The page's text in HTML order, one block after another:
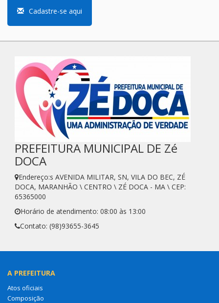
Cadastre-se aqui
PREFEITURA MUNICIPAL DE Zé
DOCA
Endereço:s AVENIDA MILITAR, SN, VILA DO BEC, ZÉ
DOCA, MARANHÃO \ CENTRO \ ZÉ DOCA - MA \ CEP:
65365000
Horário de atendimento: 08:00 às 13:00
Contato: (98)93655-3645
A PREFEITURA
Atos oficiais
Composição